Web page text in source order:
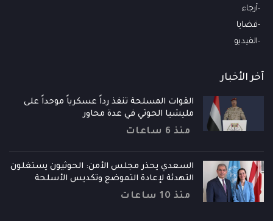
أرجاء
قضايا
الفيديو
آخر الأخبار
القوات المسلحة تنفذ رداً عسكرياً موحداً على
مليشيا الحوثي في عدة محاور
منذ 6 ساعات
السعدي يحذر مجلس الأمن: الحوثيون يستغلون
التهدئة لإعادة التموضع وتكديس الأسلحة
منذ 10 ساعات